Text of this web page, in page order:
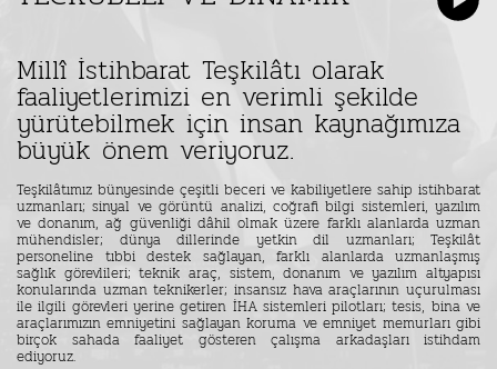
Millî İstihbarat Teşkilâtı olarak
faaliyetlerimizi en verimli şekilde
yürütebilmek için insan kaynağımıza
büyük önem veriyoruz.
Teşkilâtımız bünyesinde çeşitli beceri ve kabiliyetlere sahip istihbarat
uzmanları; sinyal ve görüntü analizi, coğrafi bilgi sistemleri, yazılım
ve donanım, ağ güvenliği dâhil olmak üzere farklı alanlarda uzman
mühendisler; dünya dillerinde yetkin dil uzmanları; Teşkilât
personeline tıbbi destek sağlayan, farklı alanlarda uzmanlaşmış
sağlık görevlileri; teknik araç, sistem, donanım ve yazılım altyapısı
konularında uzman teknikerler; insansız hava araçlarının uçurulması
ile ilgili görevleri yerine getiren İHA sistemleri pilotları; tesis, bina ve
araçlarımızın emniyetini sağlayan koruma ve emniyet memurları gibi
birçok sahada faaliyet gösteren çalışma arkadaşları istihdam
ediyoruz.